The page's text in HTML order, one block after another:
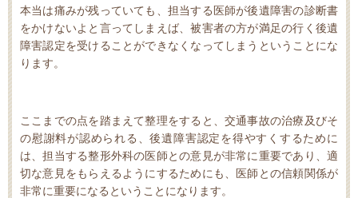
本当は痛みが残っていても、担当する医師が後遺障害の診断書
をかけないよと言ってしまえば、被害者の方が満足の行く後遺
障害認定を受けることができなくなってしまうということにな
ります。
ここまでの点を踏まえて整理をすると、交通事故の治療及びそ
の慰謝料が認められる、後遺障害認定を得やすくするために
は、担当する整形外科の医師との意見が非常に重要であり、適
切な意見をもらえるようにするためにも、医師との信頼関係が
非常に重要になるということになります。